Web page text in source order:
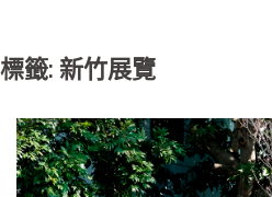
標籤: 新竹展覽